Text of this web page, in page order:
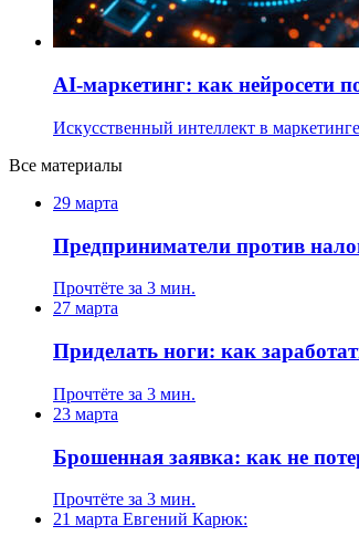
AI-маркетинг: как нейросети
Искусственный интеллект в
Все материалы
29 марта
Предприниматели против
Прочтёте за 3 мин.
27 марта
Приделать ноги: как
Прочтёте за 3 мин.
23 марта
Брошенная заявка: как не
Прочтёте за 3 мин.
21 марта Евгений Карюк: